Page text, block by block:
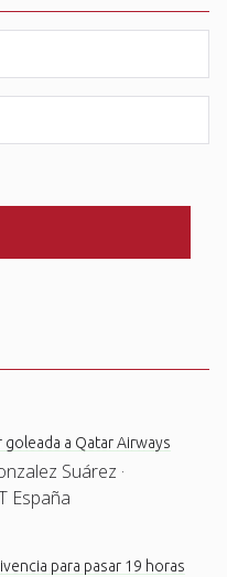
goleada a Qatar Airways
Suárez ·
España
para pasar 19 horas